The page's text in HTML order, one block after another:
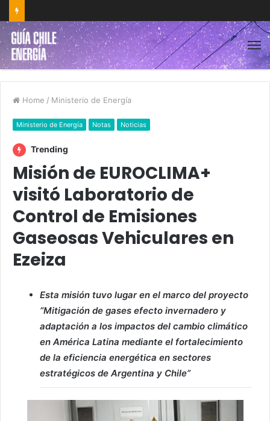
Home / Ministerio de Energía
Ministerio de Energía Notas Noticias
Trending
Misión de EUROCLIMA+
visitó Laboratorio de
Control de Emisiones
Gaseosas Vehiculares en
Ezeiza
Esta misión tuvo lugar en el marco del proyecto
“Mitigación de gases efecto invernadero y
adaptación a los impactos del cambio climático
en América Latina mediante el fortalecimiento
de la eficiencia energética en sectores
estratégicos de Argentina y Chile”